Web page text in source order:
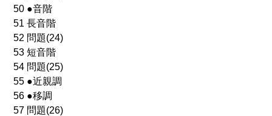
50 ●音階
51 長音階
52 問題(24)
53 短音階
54 問題(25)
55 ●近親調
56 ●移調
57 問題(26)